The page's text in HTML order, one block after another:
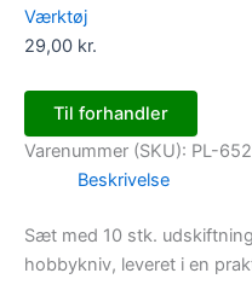
Værktøj
29,00 kr.
Til forhandler
Varenummer (SKU): PL-
Beskrivelse
Sæt med 10 stk.
hobbykniv, leveret i en